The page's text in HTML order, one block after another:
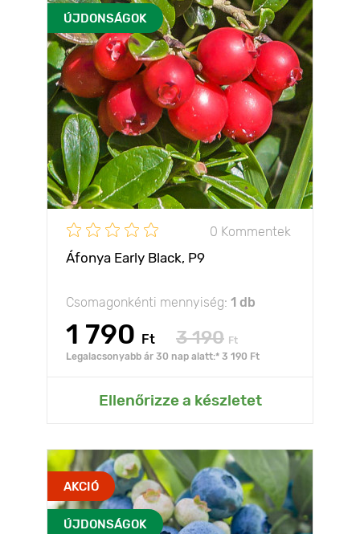
ÚJDONSÁGOK
0 Kommentek
Áfonya Early Black, P9
Csomagonkénti mennyiség: 1 db
1 790 Ft 3 190 Ft
Legalacsonyabb ár 30 nap alatt:* 3 190 Ft
Ellenőrizze a készletet
AKCIÓ
ÚJDONSÁGOK